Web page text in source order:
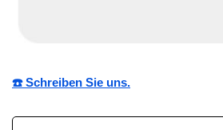
☎️ Schreiben Sie uns.